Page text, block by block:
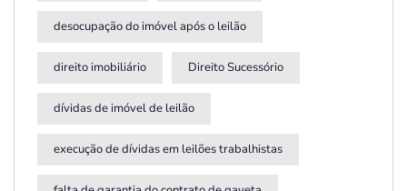
desocupação do imóvel após o leilão
direito imobiliário Direito Sucessório
dívidas de imóvel de leilão
execução de dívidas em leilões trabalhistas